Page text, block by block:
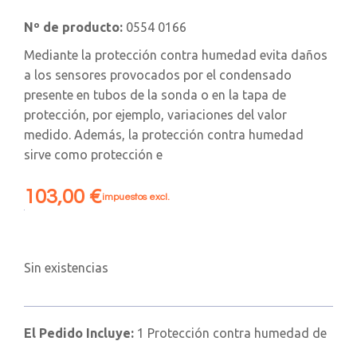
Nº de producto: 0554 0166
Mediante la protección contra humedad evita daños
a los sensores provocados por el condensado
presente en tubos de la sonda o en la tapa de
protección, por ejemplo, variaciones del valor
medido. Además, la protección contra humedad
sirve como protección e
103,00 €impuestos excl.
Sin existencias
El Pedido Incluye: 1 Protección contra humedad de